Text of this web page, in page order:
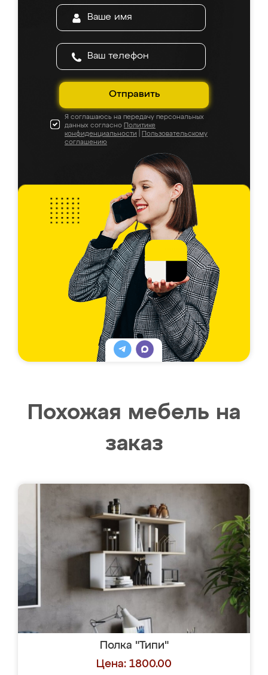
Отправить
Я соглашаюсь на передачу персональных
данных согласно Политике
конфиденциальности
Пользовательскому
соглашению
Похожая мебель на
заказ
Полка "Типи"
Цена: 1800.00